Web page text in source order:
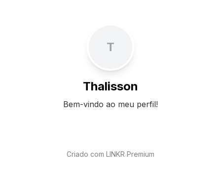
T
Thalisson
Bem-vindo ao meu perfil!
Criado com LINKR Premium